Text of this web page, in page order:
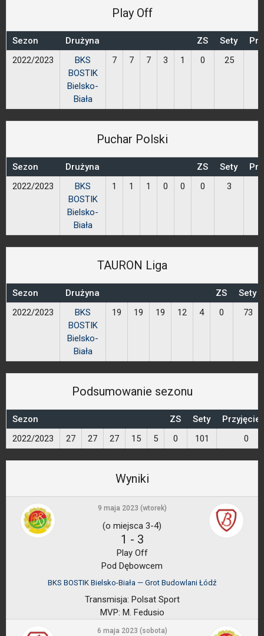
Play Off
Sezon Drużyna ZS Sety
2022/2023
BKS
BOSTIK
Bielsko-
Biała
7 7 7 3 1 0 25
Puchar Polski
Sezon Drużyna ZS Sety
2022/2023
BKS
BOSTIK
Bielsko-
Biała
1 1 1 0 0 0 3
TAURON Liga
Sezon Drużyna ZS
Sety
2022/2023
BKS
BOSTIK
Bielsko-
Biała
19 19 19 12 4 0 73
Podsumowanie sezonu
Sezon ZS Sety
Przyjęcie
2022/2023
27 27 27 15 5 0 101 0
Wyniki
9 maja 2023 (wtorek)
(o miejsca 3-4)
1 - 3
Play Off
Pod Dębowcem
BKS BOSTIK Bielsko-Biała — Grot Budowlani Łódź
Transmisja: Polsat Sport
MVP: M. Fedusio
6 maja 2023 (sobota)